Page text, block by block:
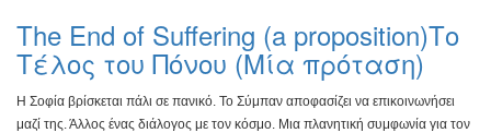
The End of Suffering (a proposition)Το
Τέλος του Πόνου (Μία πρόταση)
Η Σοφία βρίσκεται πάλι σε πανικό. Το Σύμπαν αποφασίζει να επικοινωνήσει
μαζί της. Άλλος ένας διάλογος με τον κόσμο. Μια πλανητική συμφωνία για τον